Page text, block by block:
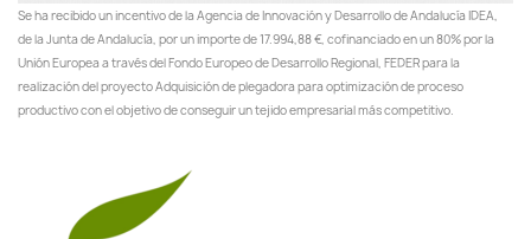
Se ha recibido un incentivo de la Agencia de Innovación y Desarrollo de Andalucía IDEA,
de la Junta de Andalucía, por un importe de 17.994,88 €, cofinanciado en un 80% por la
Unión Europea a través del Fondo Europeo de Desarrollo Regional, FEDER para la
realización del proyecto Adquisición de plegadora para optimización de proceso
productivo con el objetivo de conseguir un tejido empresarial más competitivo.